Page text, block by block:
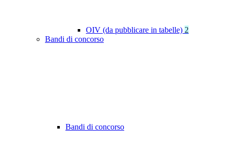
OIV (da pubblicare in tabelle) 2
Bandi di concorso
Bandi di concorso